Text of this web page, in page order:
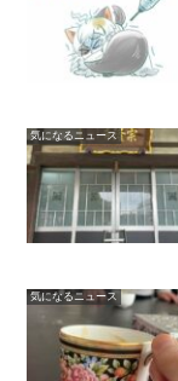
気になるニュース
気になるニュース